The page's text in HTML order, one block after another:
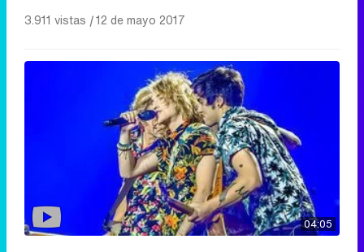
3.911 vistas |12 de mayo 2017
04:05